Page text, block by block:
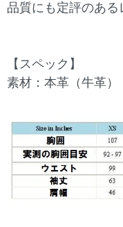
品質にも定評のある
【スペック】
素材：本革（牛革）